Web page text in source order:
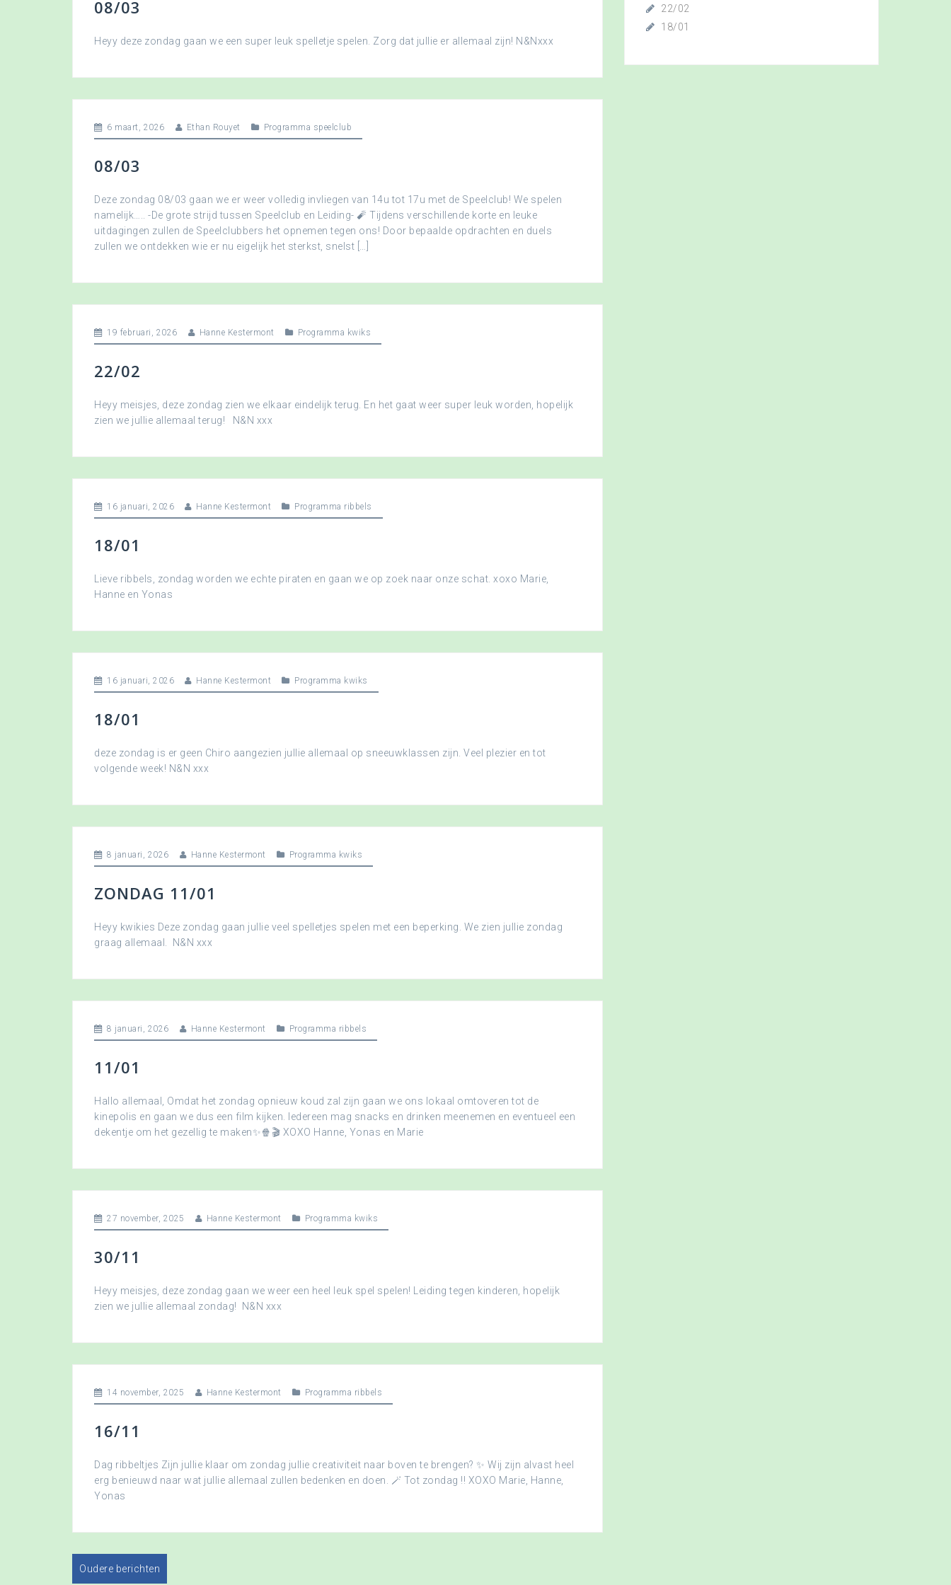
08/03
Heyy deze zondag gaan we een super leuk spelletje spelen. Zorg dat jullie er allemaal zijn! N&Nxxx
6 maart, 2026 Ethan Rouyet Programma speelclub
08/03
Deze zondag 08/03 gaan we er weer volledig invliegen van 14u tot 17u met de Speelclub! We spelen
namelijk….. -De grote strijd tussen Speelclub en Leiding- 🧨 Tijdens verschillende korte en leuke
uitdagingen zullen de Speelclubbers het opnemen tegen ons! Door bepaalde opdrachten en duels
zullen we ontdekken wie er nu eigelijk het sterkst, snelst […]
19 februari, 2026 Hanne Kestermont Programma kwiks
22/02
Heyy meisjes, deze zondag zien we elkaar eindelijk terug. En het gaat weer super leuk worden, hopelijk
zien we jullie allemaal terug! N&N xxx
16 januari, 2026 Hanne Kestermont Programma ribbels
18/01
Lieve ribbels, zondag worden we echte piraten en gaan we op zoek naar onze schat. xoxo Marie,
Hanne en Yonas
16 januari, 2026 Hanne Kestermont Programma kwiks
18/01
deze zondag is er geen Chiro aangezien jullie allemaal op sneeuwklassen zijn. Veel plezier en tot
volgende week! N&N xxx
8 januari, 2026 Hanne Kestermont Programma kwiks
ZONDAG 11/01
Heyy kwikies Deze zondag gaan jullie veel spelletjes spelen met een beperking. We zien jullie zondag
graag allemaal. N&N xxx
8 januari, 2026 Hanne Kestermont Programma ribbels
11/01
Hallo allemaal, Omdat het zondag opnieuw koud zal zijn gaan we ons lokaal omtoveren tot de
kinepolis en gaan we dus een film kijken. Iedereen mag snacks en drinken meenemen en eventueel een
dekentje om het gezellig te maken✨🍿🎬 XOXO Hanne, Yonas en Marie
27 november, 2025 Hanne Kestermont Programma kwiks
30/11
Heyy meisjes, deze zondag gaan we weer een heel leuk spel spelen! Leiding tegen kinderen, hopelijk
zien we jullie allemaal zondag! N&N xxx
14 november, 2025 Hanne Kestermont Programma ribbels
16/11
Dag ribbeltjes Zijn jullie klaar om zondag jullie creativiteit naar boven te brengen? ✨ Wij zijn alvast heel
erg benieuwd naar wat jullie allemaal zullen bedenken en doen. 🪄 Tot zondag !! XOXO Marie, Hanne,
Yonas
Oudere berichten
22/02
18/01